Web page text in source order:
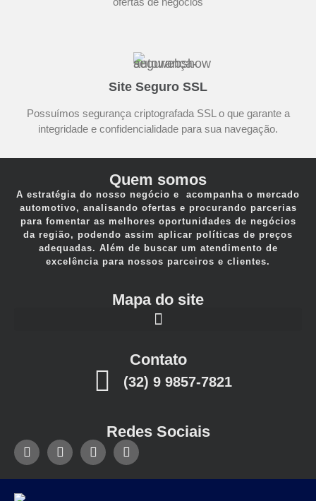
Site Seguro SSL
Possuímos segurança criptografada SSL o que garante a
integridade e confidencialidade para sua navegação.
Quem somos
A estratégia do nosso negócio e acompanha o mercado
automotivo, analisando ofertas e procurando parcerias
para fomentar as melhores oportunidades de negócios
da região, podendo assim aplicar políticas de preços
adequadas. Além de buscar um atendimento de
excelência para nossos parceiros e clientes.
Mapa do site
Contato
(32) 9 9857-7821
Redes Sociais